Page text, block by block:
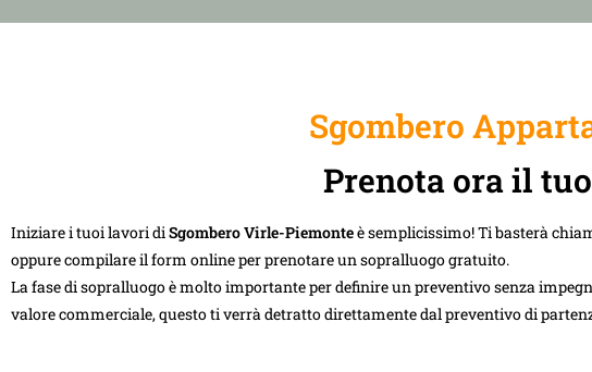
Sgombero
Prenota ora il
Iniziare i tuoi lavori di Sgombero Virle-Piemonteè semplicissimo! Ti basterà
oppure compilare il form online per prenotare un sopralluogo gratuito.
La fase di sopralluogo è molto importante per definire un preventivo senza
valore commerciale, questo ti verrà detratto direttamente dal preventivo di